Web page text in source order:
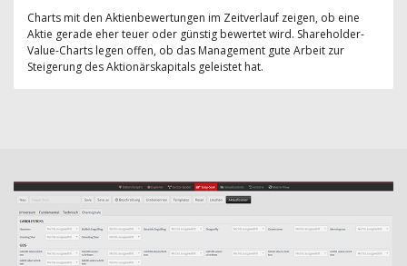
Charts mit den Aktienbewertungen im Zeitverlauf zeigen, ob eine
Aktie gerade eher teuer oder günstig bewertet wird. Shareholder-
Value-Charts legen offen, ob das Management gute Arbeit zur
Steigerung des Aktionärskapitals geleistet hat.